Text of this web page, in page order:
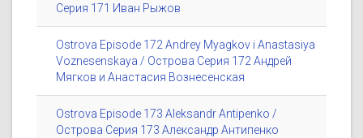
Серия 171 Иван Рыжов
Ostrova Episode 172 Andrey Myagkov i Anastasiya
Voznesenskaya / Острова Серия 172 Андрей
Мягков и Анастасия Вознесенская
Ostrova Episode 173 Aleksandr Antipenko /
Острова Серия 173 Александр Антипенко